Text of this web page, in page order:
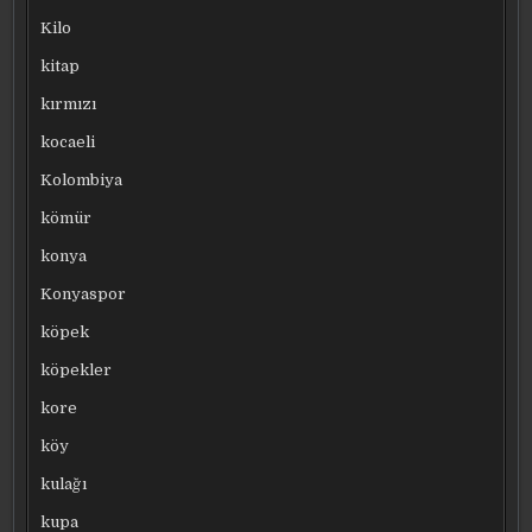
Kilo
kitap
kırmızı
kocaeli
Kolombiya
kömür
konya
Konyaspor
köpek
köpekler
kore
köy
kulağı
kupa